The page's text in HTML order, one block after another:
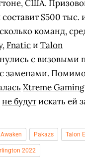
США.
$500 тыс.
команд,
, Fnaticи Talon
с
заменами. Помимо
Xtreme Gaming
не будутискать ей
Pakazs Talon
2022